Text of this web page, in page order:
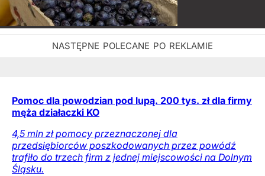
Pomoc dla powodzian pod lupą. 200 tys. zł dla firmy
męża działaczki KO
4,5 mln zł pomocy przeznaczonej dla
przedsiębiorców poszkodowanych przez powódź
trafiło do trzech firm z jednej miejscowości na Dolnym
Śląsku.